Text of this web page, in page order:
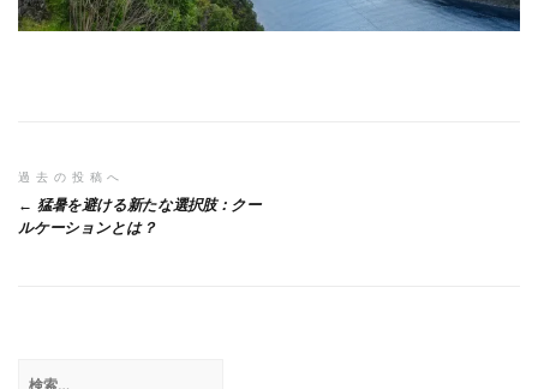
投
稿
過去の投稿へ
猛暑を避ける新たな選択肢：クー
ルケーションとは？